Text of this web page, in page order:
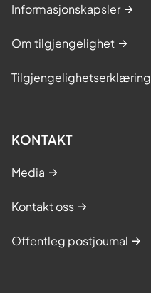
Informasjonskapsler
Om tilgjengelighet
Tilgjengelighetserklæring
KONTAKT
Media
Kontakt oss
Offentleg postjournal